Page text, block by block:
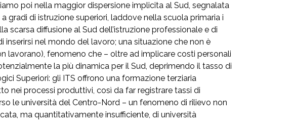
poi nella maggior dispersione implicita al Sud, segnalata
di istruzione superiori, laddove nella scuola primaria i
diffusione al Sud dell’istruzione professionale e di
nel mondo del lavoro; una situazione che non è
lavorano), fenomeno che – oltre ad implicare costi personali
la più dinamica per il Sud, deprimendo il tasso di
Superiori: gli ITS offrono una formazione terziaria
nei processi produttivi, così da far registrare tassi di
le università del Centro-Nord – un fenomeno di rilievo non
ma quantitativamente insufficiente, di università